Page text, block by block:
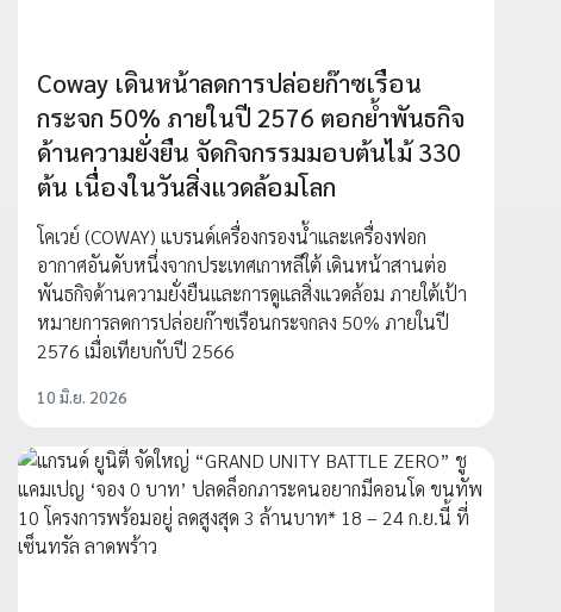
Coway เดินหน้าลดการปล่อยก๊าซเรือน
กระจก 50% ภายในปี 2576 ตอกย้ำพันธกิจ
ด้านความยั่งยืน จัดกิจกรรมมอบต้นไม้ 330
ต้น เนื่องในวันสิ่งแวดล้อมโลก
โคเวย์ (COWAY) แบรนด์เครื่องกรองน้ำและเครื่องฟอก
อากาศอันดับหนึ่งจากประเทศเกาหลีใต้ เดินหน้าสานต่อ
พันธกิจด้านความยั่งยืนและการดูแลสิ่งแวดล้อม ภายใต้เป้า
หมายการลดการปล่อยก๊าซเรือนกระจกลง 50% ภายในปี
2576 เมื่อเทียบกับปี 2566
10 มิ.ย. 2026